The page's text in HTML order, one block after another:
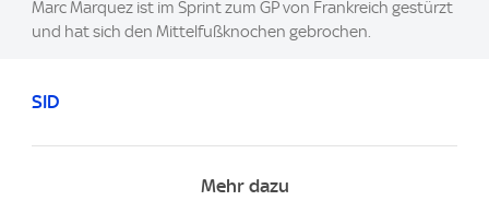
Marc Marquez ist im Sprint zum GP von Frankreich gestürzt
und hat sich den Mittelfußknochen gebrochen.
SID
Mehr dazu